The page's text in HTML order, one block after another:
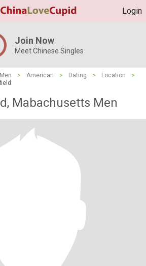
Login
Join Now
Meet Chinese Singles
> American > Dating > Location
>
Mabachusetts Men